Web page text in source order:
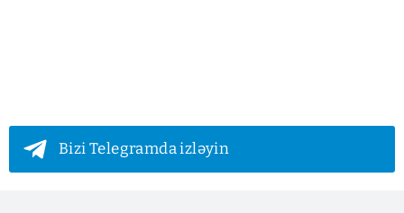
Bizi Telegramda izləyin